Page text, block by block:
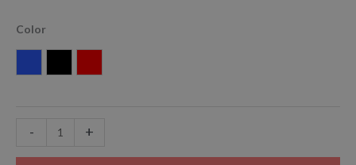
Color
Blu Nero Rosso
- +